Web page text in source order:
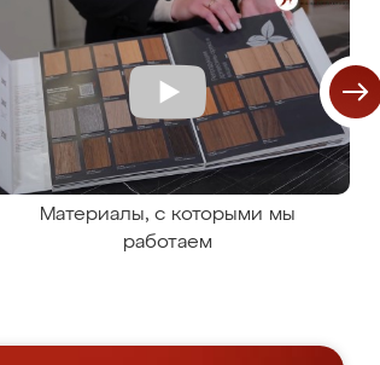
Материалы, с которыми мы
работаем